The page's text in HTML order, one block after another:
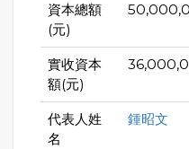
資本總額
(元)
實收資本
額(元)
代表人姓
名
鍾昭文